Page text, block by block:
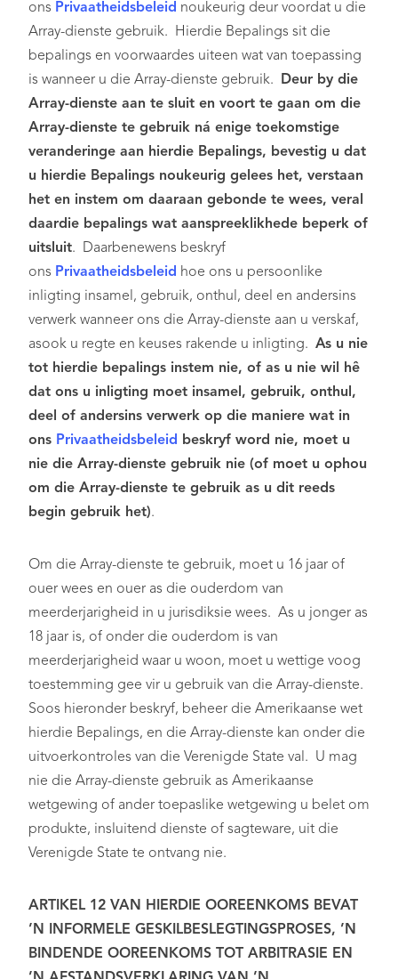
ons Privaatheidsbeleid noukeurig deur voordat u die
Array-dienste gebruik. Hierdie Bepalings sit die
bepalings en voorwaardes uiteen wat van toepassing
is wanneer u die Array-dienste gebruik.
Deur by die
Array-dienste aan te sluit en voort te gaan om die
Array-dienste te gebruik ná enige toekomstige
veranderinge aan hierdie Bepalings, bevestig u dat
u hierdie Bepalings noukeurig gelees het, verstaan
het en instem om daaraan gebonde te wees, veral
daardie bepalings wat aanspreeklikhede beperk of
uitsluit. Daarbenewens beskryf
ons Privaatheidsbeleid hoe ons u persoonlike
inligting insamel, gebruik, onthul, deel en andersins
verwerk wanneer ons die Array-dienste aan u verskaf,
asook u regte en keuses rakende u inligting. As u nie
tot hierdie bepalings instem nie, of as u nie wil hê
dat ons u inligting moet insamel, gebruik, onthul,
deel of andersins verwerk op die maniere wat in
ons Privaatheidsbeleid
beskryf word nie, moet u
nie die Array-dienste gebruik nie (of moet u ophou
om die Array-dienste te gebruik as u dit reeds
begin gebruik het).
Om die Array-dienste te gebruik, moet u 16 jaar of
ouer wees en ouer as die ouderdom van
meerderjarigheid in u jurisdiksie wees. As u jonger as
18 jaar is, of onder die ouderdom is van
meerderjarigheid waar u woon, moet u wettige voog
toestemming gee vir u gebruik van die Array-dienste.
Soos hieronder beskryf, beheer die Amerikaanse wet
hierdie Bepalings, en die Array-dienste kan onder die
uitvoerkontroles van die Verenigde State val. U mag
nie die Array-dienste gebruik as Amerikaanse
wetgewing of ander toepaslike wetgewing u belet om
produkte, insluitend dienste of sagteware, uit die
Verenigde State te ontvang nie.
ARTIKEL 12 VAN HIERDIE OOREENKOMS BEVAT
’N INFORMELE GESKILBESLEGTINGSPROSES, ’N
BINDENDE OOREENKOMS TOT ARBITRASIE EN